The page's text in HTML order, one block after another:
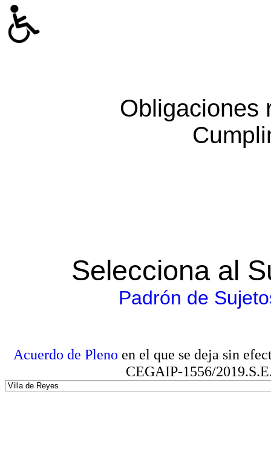
Obligaciones
Selecciona al
Padrón de
Acuerdo de Pleno en el que se deja sin
CEGAIP-1556/